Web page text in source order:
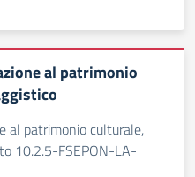
al patrimonio
al patrimonio culturale,
10.2.5-FSEPON-LA-